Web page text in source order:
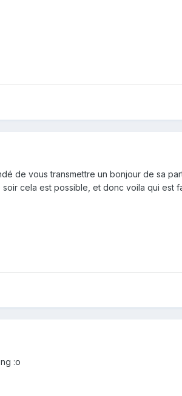
de vous transmettre un bonjour de sa
cela est possible, et donc voila qui est
:o